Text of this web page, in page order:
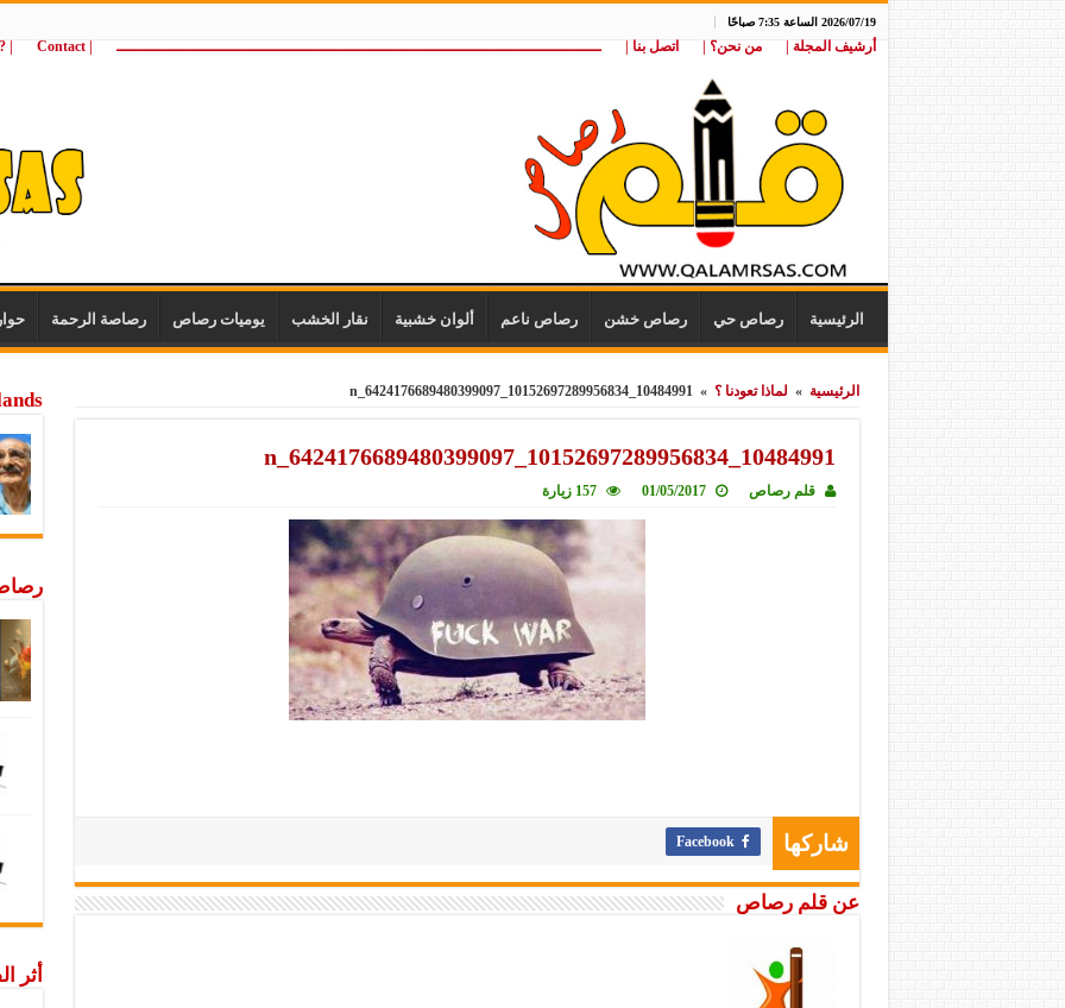
2026/07/19 الساعة 7:35 صباحًا
أرشيف المجلة | من نحن؟ | اتصل بنا | ــــــــــــــــــــــــــــــــــــــــــــــــــــــــــــــــــــــــــــــــــــــــــــــــــــــ | Contact
wij
الرئيسية رصاص حي رصاص خشن رصاص ناعم ألوان خشبية نقار الخشب يوميات رصاص رصاصة الرحمة
الرئيسية » لماذا تعودنا ؟ »
10484991_10152697289956834_6424176689480399097_n
10484991_10152697289956834_6424176689480399097_n
قلم رصاص 01/05/2017 157 زيارة
شاركها Facebook
عن قلم رصاص
أثر